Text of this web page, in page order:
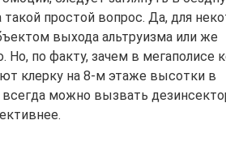
простой вопрос. Да, для
выхода альтруизма или же
Но, по факту, зачем в мегаполисе
клерку на 8-м этаже высотки в
можно вызвать